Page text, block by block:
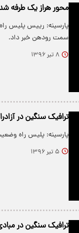
محور هراز یک طرفه
پارسینه: رییس پلیس
سمت رودهن خبر داد.
۸ تیر ۱۳۹۶
ترافیک سنگین در
پارسینه: پلیس راه وضعیت جوی و
۵ تیر ۱۳۹۶
ترافیک سنگین در